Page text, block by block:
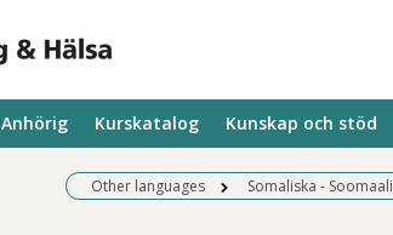
Anhörig Kurskatalog Kunskap och stöd
Other languages Somaliska - Soomaali